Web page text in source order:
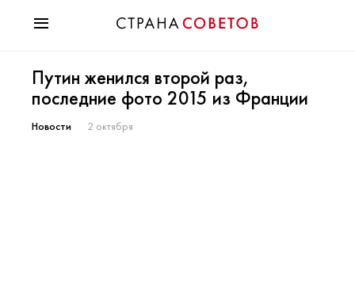
Мода
Звезды
Гороскопы
Путин женился второй раз,
последние фото 2015 из Франции
Новости 2 октября